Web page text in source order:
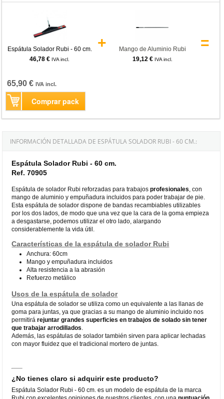
Espátula Solador Rubi - 60 cm.
46,78 € IVA incl.
+
Mango de Aluminio Rubi
19,12 € IVA incl.
=
65,90 €IVA incl.
Comprar pack
INFORMACIÓN DETALLADA DE ESPÁTULA SOLADOR RUBI - 60 CM.:
Espátula Solador Rubi - 60 cm.
Ref. 70905
Espátula de solador Rubi reforzadas para trabajosprofesionales , con
mango de aluminio y empuñadura incluidos para poder trabajar de pie.
Esta espátula de solador dispone de bandas recambiables utilizables
por los dos lados, de modo que una vez que la cara de la goma empieza
a desgastarse, podemos utilizar el otro lado, alargando
considerablemente la vida útil.
Características de la espátula de solador Rubi
Anchura: 60cm
Mango y empuñadura incluidos
Alta resistencia a la abrasión
Refuerzo metálico
Usos de la espátula de solador
Una espátula de solador se utiliza como un equivalente a las llanas de
goma para juntas, ya que gracias a su mango de aluminio incluido nos
permitirárejuntar grandes superficies en trabajos de solado sin tener
que trabajar arrodillados
Además, las espátulas de solador también sirven para aplicar lechadas
con mayor fluidez que el tradicional mortero de juntas.
¿No tienes claro si adquirir este producto?
Espátula Solador Rubi - 60 cm. es un modelo de espátula de la marca